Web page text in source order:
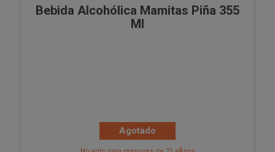
Bebida Alcohólica Mamitas Piña 355
Ml
Agotado